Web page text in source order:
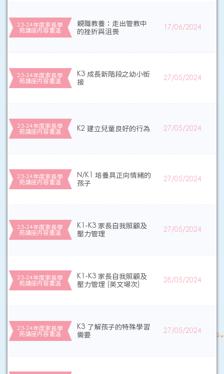
23-24年度家長學
苑講座内容重溫
親職教養：走出管教中
的挫折與沮喪
17/06/2024
23-24年度家長學
苑講座内容重溫
K3 成長新階段之幼小銜
接
27/05/2024
23-24年度家長學
苑講座内容重溫 K2 建立兒童良好的行為 27/05/2024
23-24年度家長學
苑講座内容重溫
N/K1 培養具正向情緒的
孩子
27/05/2024
23-24年度家長學
苑講座内容重溫
K1-K3 家長自我照顧及
壓力管理
27/05/2024
23-24年度家長學
苑講座内容重溫
K1-K3 家長自我照顧及
壓力管理 (英文場次)
28/05/2024
23-24年度家長學
苑講座内容重溫
K3 了解孩子的特殊學習
需要
27/05/2024